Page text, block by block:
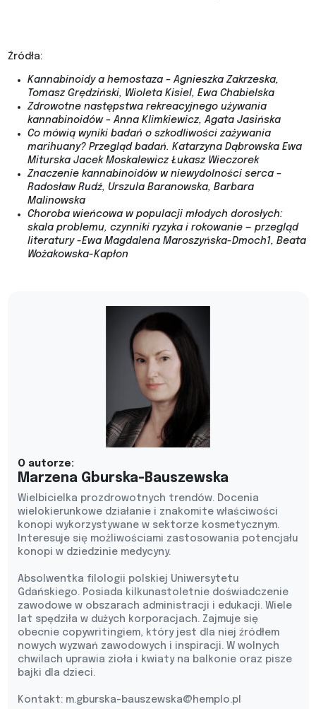
Źródła:
Kannabinoidy a hemostaza – Agnieszka Zakrzeska,
Tomasz Grędziński, Wioleta Kisiel, Ewa Chabielska
Zdrowotne następstwa rekreacyjnego używania
kannabinoidów – Anna Klimkiewicz, Agata Jasińska
Co mówią wyniki badań o szkodliwości zażywania
marihuany? Przegląd badań. Katarzyna Dąbrowska Ewa
Miturska Jacek Moskalewicz Łukasz Wieczorek
Znaczenie kannabinoidów w niewydolności serca –
Radosław Rudź, Urszula Baranowska, Barbara
Malinowska
Choroba wieńcowa w populacji młodych dorosłych:
skala problemu, czynniki ryzyka i rokowanie — przegląd
literatury -Ewa Magdalena Maroszyńska-Dmoch1, Beata
Wożakowska-Kapłon
O autorze:
Marzena Gburska-Bauszewska
Wielbicielka prozdrowotnych trendów. Docenia
wielokierunkowe działanie i znakomite właściwości
konopi wykorzystywane w sektorze kosmetycznym.
Interesuje się możliwościami zastosowania potencjału
konopi w dziedzinie medycyny.
Absolwentka filologii polskiej Uniwersytetu
Gdańskiego. Posiada kilkunastoletnie doświadczenie
zawodowe w obszarach administracji i edukacji. Wiele
lat spędziła w dużych korporacjach. Zajmuje się
obecnie copywritingiem, który jest dla niej źródłem
nowych wyzwań zawodowych i inspiracji. W wolnych
chwilach uprawia zioła i kwiaty na balkonie oraz pisze
bajki dla dzieci.
Kontakt: m.gburska-bauszewska@hemplo.pl